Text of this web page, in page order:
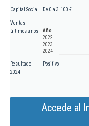
Capital Social De 0 a 3.100 €
Ventas
últimos años
Año
2022
2023
2024
Resultado
2024
Positivo
Accede al